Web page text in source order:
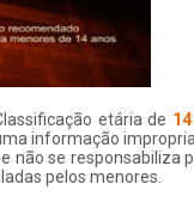
etária de
informação
não se responsabiliza
pelos menores.